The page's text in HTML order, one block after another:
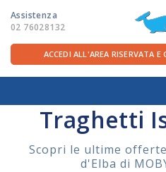
Assistenza
02 76028132
ITA FRA
LE ROTTE
ACCEDI ALL'AREA RISERVATA
Home/
Traghetti
Scopri le ultime
d'Elba di